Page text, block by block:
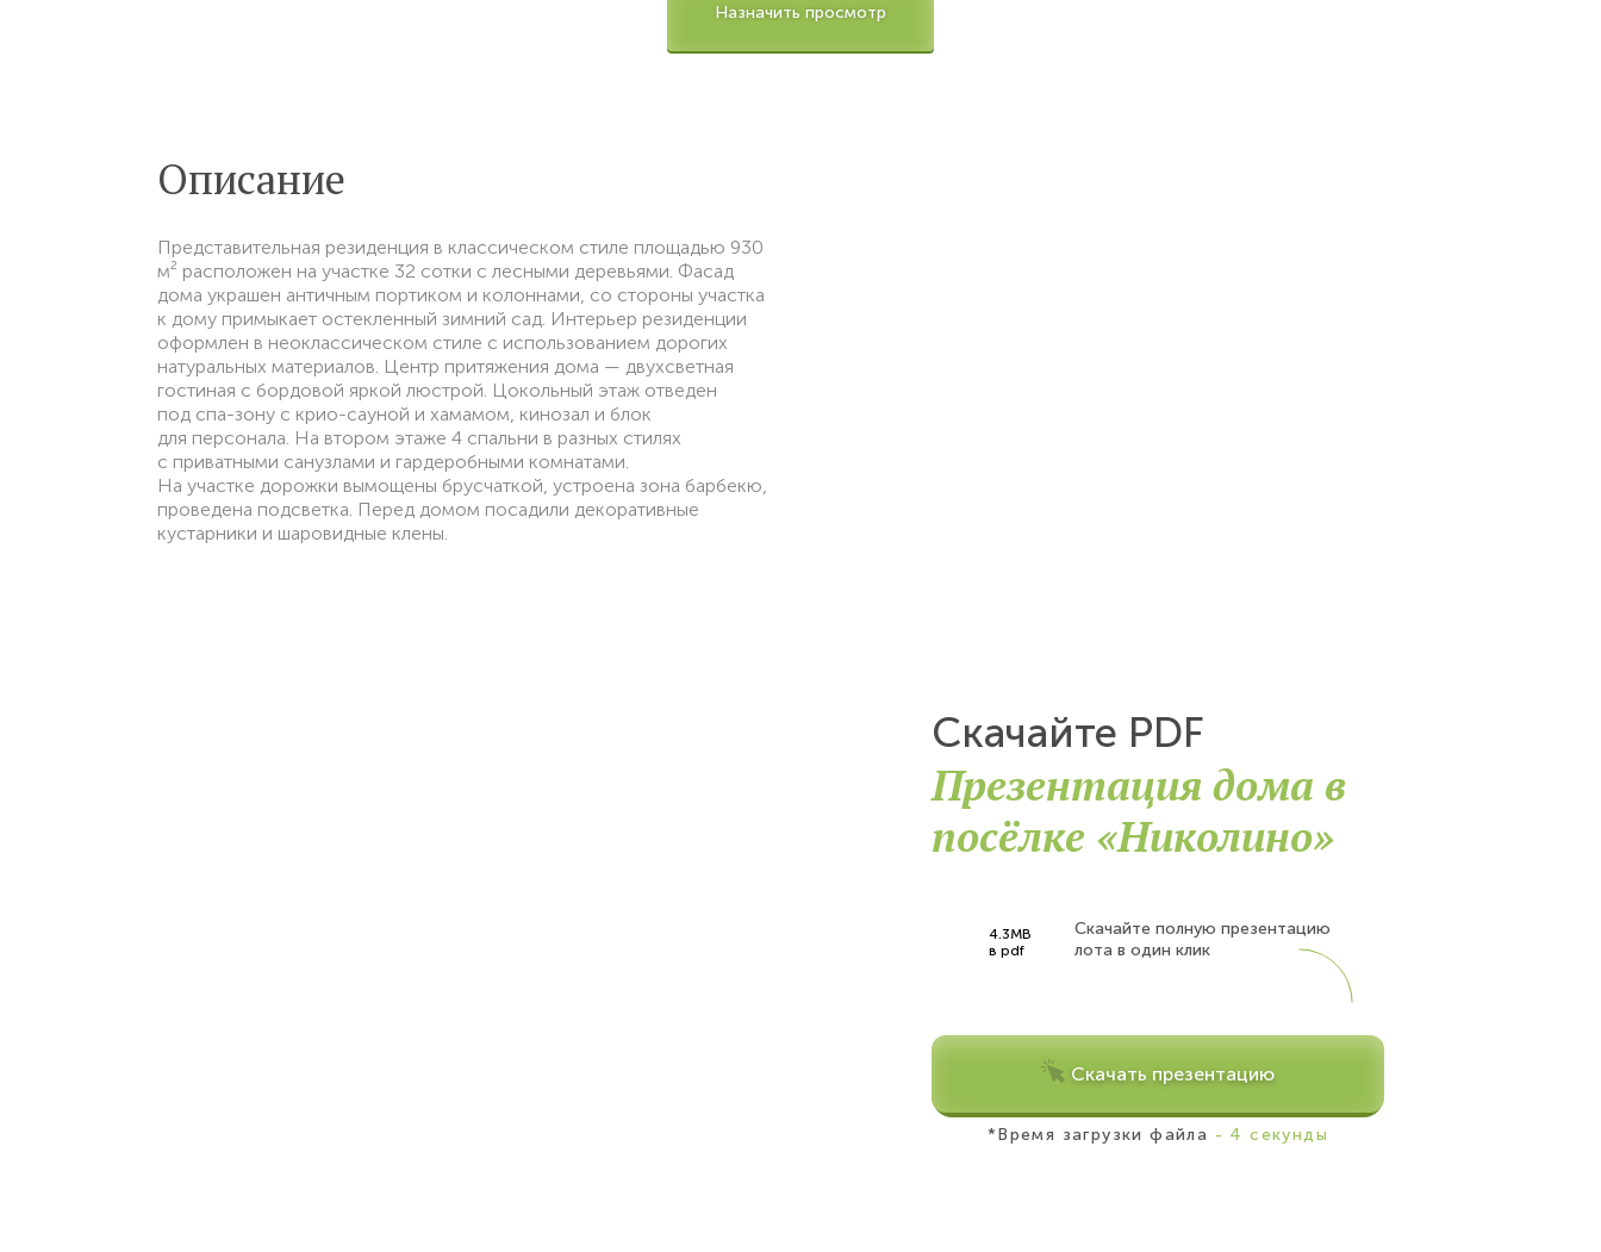
Назначить просмотр
Описание
Представительная резиденция в классическом стиле площадью 930
м² расположен на участке 32 сотки с лесными деревьями. Фасад
дома украшен античным портиком и колоннами, со стороны участка
к дому примыкает остекленный зимний сад. Интерьер резиденции
оформлен в неоклассическом стиле с использованием дорогих
натуральных материалов. Центр притяжения дома — двухсветная
гостиная с бордовой яркой люстрой. Цокольный этаж отведен
под спа-зону с крио-сауной и хамамом, кинозал и блок
для персонала. На втором этаже 4 спальни в разных стилях
с приватными санузлами и гардеробными комнатами.
На участке дорожки вымощены брусчаткой, устроена зона барбекю,
проведена подсветка. Перед домом посадили декоративные
кустарники и шаровидные клены.
Скачайте PDF
Презентация дома в
посёлке «Николино»
4.3MB
в pdf
Скачайте полную презентацию
лота в один клик
Скачать презентацию
*Время загрузки файла - 4 секунды